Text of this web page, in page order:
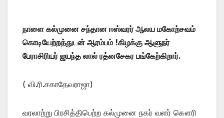
நாளை கல்முனை சந்தான ஈஸ்வரர் ஆலய மகோற்சவம்
கொடியேற்றத்துடன் ஆரம்பம் !கிழக்கு ஆளுநர்
பேராசிரியர் ஜயந்த லால் ரத்னசேகர பங்கேற்கிறார்.
( வி.ரி.சகாதேவராஜா)
வரலாற்று பிரசித்திபெற்ற கல்முனை நகர் வளர் கௌரி